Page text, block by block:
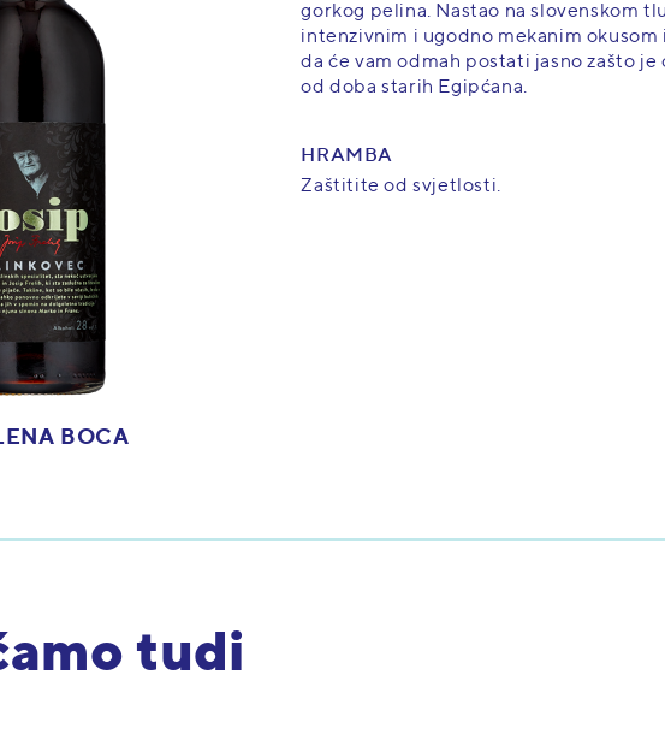
96 %
BOCA
gorkog pelina. Nastao na slovenskom
intenzivnim i ugodno mekanim okusom
da će vam odmah postati jasno zašto je
od doba starih Egipćana.
HRAMBA
Zaštitite od svjetlosti.
tudi